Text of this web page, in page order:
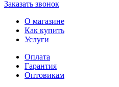
Заказать звонок
О магазине
Как купить
Услуги
Оплата
Гарантия
Оптовикам